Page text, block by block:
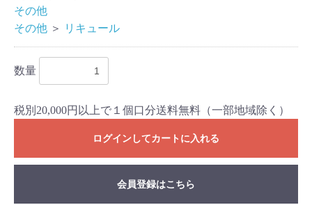
その他
その他 ＞ リキュール
数量
税別20,000円以上で１個口分送料無料（一部地域除く）
ログインしてカートに入れる
お買い物を続ける カートへ進む
会員登録はこちら